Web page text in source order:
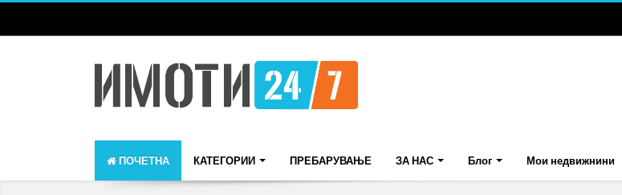
ПОЧЕТНА КАТЕГОРИИ ПРЕБАРУВАЊЕ ЗА НАС Блог Мои недвижнини